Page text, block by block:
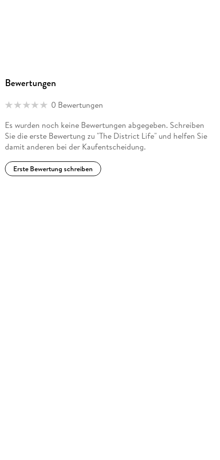
Bewertungen
0 Bewertungen
Es wurden noch keine Bewertungen abgegeben. Schreiben
Sie die erste Bewertung zu "The District Life" und helfen Sie
damit anderen bei der Kaufentscheidung.
Erste Bewertung schreiben